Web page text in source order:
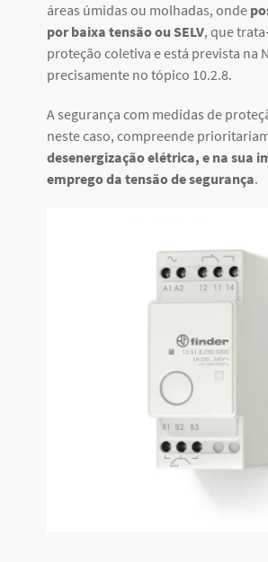
áreas úmidas ou molhadas, onde
por baixa tensão ou SELV, que
proteção coletiva e está prevista na
precisamente no tópico 10.2.8.
A segurança com medidas de
neste caso, compreende
desenergização elétrica, e na sua
emprego da tensão de segurança.